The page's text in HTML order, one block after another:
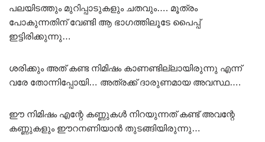
പലയിടത്തും മുറിപ്പാടുകളും ചതവും…. മൂത്രം
പോകുന്നതിന് വേണ്ടി ആ ഭാഗത്തിലൂടേ പൈപ്പ്
ഇട്ടിരിക്കുന്നു…
ശരിക്കും അത് കണ്ട നിമിഷം കാണണ്ടില്ലായിരുന്നു എന്ന്
വരേ തോന്നിപ്പോയി… അത്രക്ക് ദാരുണമായ അവസ്ഥ….
ഈ നിമിഷം എന്റേ കണ്ണുകൾ നിറയുന്നത് കണ്ട് അവന്റേ
കണ്ണുകളും ഈറനണിയാൻ തുടങ്ങിയിരുന്നു…